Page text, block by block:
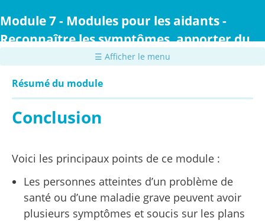
au
principal
Module 7 - Modules pour les aidants -
Reconnaître les symptômes, apporter du
confort et prodiguer des soins
☰ Afficher le menu
Résumé du module
Conclusion
Voici les principaux points de ce module :
Les personnes atteintes d’un problème de
santé ou d’une maladie grave peuvent avoir
plusieurs symptômes et soucis sur les plans